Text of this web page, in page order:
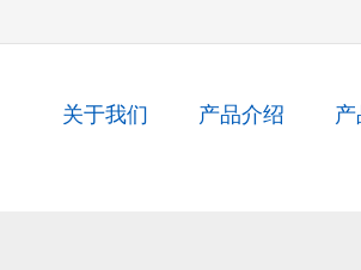
产品介绍
关于我们